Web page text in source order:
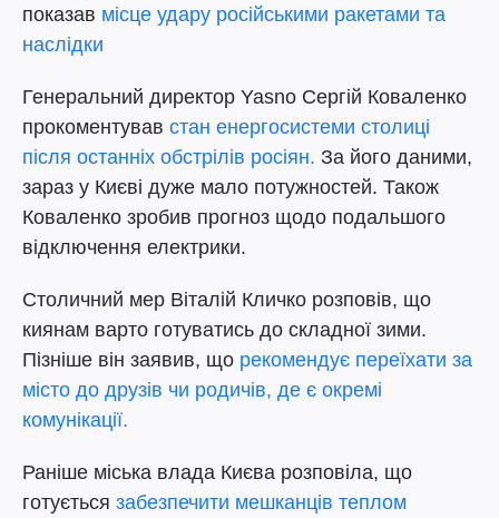
показав місце удару російськими ракетами та
наслідки
Генеральний директор Yasno Сергій Коваленко
прокоментував стан енергосистеми столиці
після останніх обстрілів росіян. За його даними,
зараз у Києві дуже мало потужностей. Також
Коваленко зробив прогноз щодо подальшого
відключення електрики.
Столичний мер Віталій Кличко розповів, що
киянам варто готуватись до складної зими.
Пізніше він заявив, що рекомендує переїхати за
місто до друзів чи родичів, де є окремі
комунікації.
Раніше міська влада Києва розповіла, що
готується забезпечити мешканців теплом